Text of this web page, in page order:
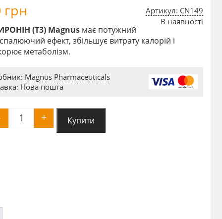
Артикул: CN149
В наявності
грн
(Т3) Magnus має потужний
ефект, збільшує витрату калорій і
метаболізм.
Magnus Pharmaceuticals
Нова пошта
ЛІОТИРОНІН Т3 Magnus 25mg 50tab quantity
+ Купити